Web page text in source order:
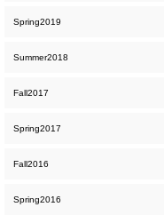
Spring2019
Summer2018
Fall2017
Spring2017
Fall2016
Spring2016